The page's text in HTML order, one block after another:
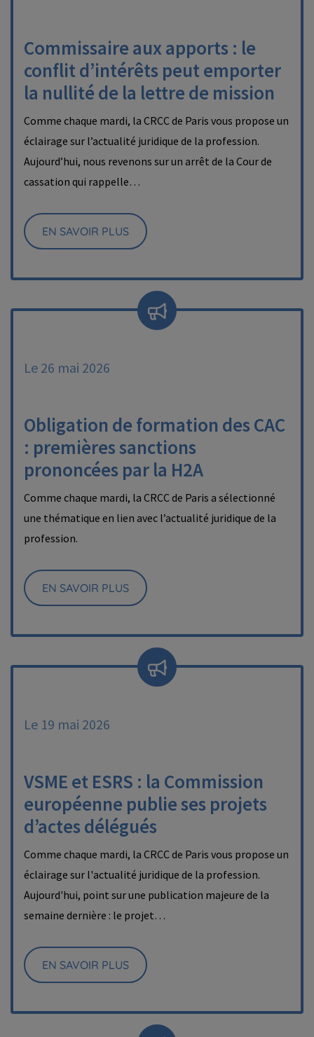
Commissaire aux apports : le
conflit d’intérêts peut emporter
la nullité de la lettre de mission
Comme chaque mardi, la CRCC de Paris vous propose un
éclairage sur l’actualité juridique de la profession.
Aujourd’hui, nous revenons sur un arrêt de la Cour de
cassation qui rappelle…
EN SAVOIR PLUS
Le 26 mai 2026
Obligation de formation des CAC
: premières sanctions
prononcées par la H2A
Comme chaque mardi, la CRCC de Paris a sélectionné
une thématique en lien avec l’actualité juridique de la
profession.
EN SAVOIR PLUS
Le 19 mai 2026
VSME et ESRS : la Commission
européenne publie ses projets
d’actes délégués
Comme chaque mardi, la CRCC de Paris vous propose un
éclairage sur l'actualité juridique de la profession.
Aujourd'hui, point sur une publication majeure de la
semaine dernière : le projet…
EN SAVOIR PLUS